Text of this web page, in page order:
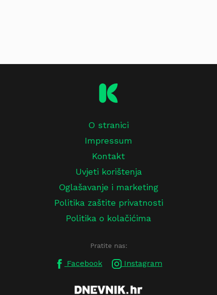
O stranici
Impressum
Kontakt
Uvjeti korištenja
Oglašavanje i marketing
Politika zaštite privatnosti
Politika o kolačićima
Pratite nas:
Facebook Instagram